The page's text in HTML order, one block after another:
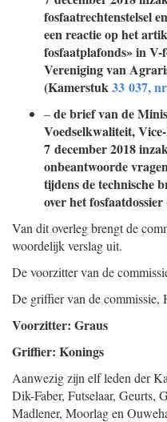
fosfaatrechtenstelsel
een reactie op het
fosfaatplafonds» in V-
Vereniging van
(Kamerstuk33 037,
–de brief van de
Voedselkwaliteit,
7 december 2018
onbeantwoorde
tijdens de technische
over het fosfaatdossier
Van dit overleg brengt de
woordelijk verslag uit.
De voorzitter van de
De griffier van de commissie,
Voorzitter: Graus
Griffier: Konings
Aanwezig zijn elf leden der
Dik-Faber, Futselaar, Geurts,
Madlener, Moorlag en